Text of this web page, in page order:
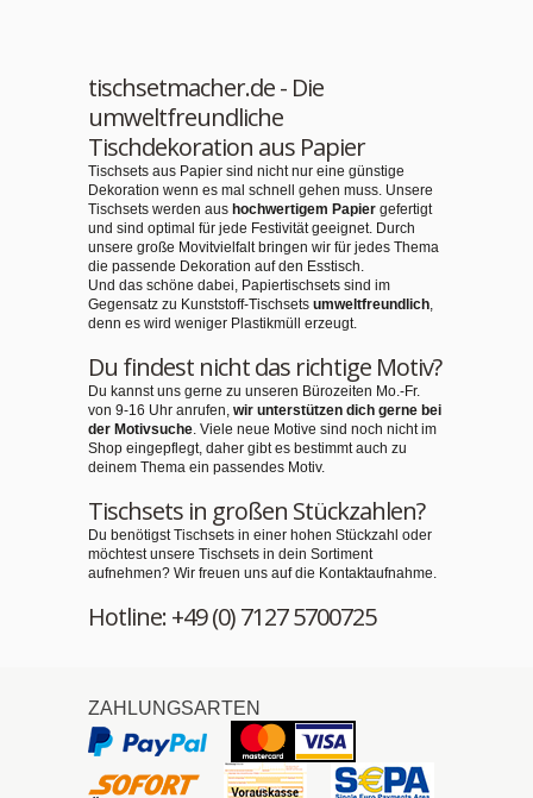
tischsetmacher.de - Die
umweltfreundliche
Tischdekoration aus Papier
Tischsets aus Papier sind nicht nur eine günstige
Dekoration wenn es mal schnell gehen muss. Unsere
Tischsets werden aus hochwertigem Papier gefertigt
und sind optimal für jede Festivität geeignet. Durch
unsere große Movitvielfalt bringen wir für jedes Thema
die passende Dekoration auf den Esstisch.
Und das schöne dabei, Papiertischsets sind im
Gegensatz zu Kunststoff-Tischsets umweltfreundlich,
denn es wird weniger Plastikmüll erzeugt.
Du findest nicht das richtige Motiv?
Du kannst uns gerne zu unseren Bürozeiten Mo.-Fr.
von 9-16 Uhr anrufen, wir unterstützen dich gerne bei
der Motivsuche. Viele neue Motive sind noch nicht im
Shop eingepflegt, daher gibt es bestimmt auch zu
deinem Thema ein passendes Motiv.
Tischsets in großen Stückzahlen?
Du benötigst Tischsets in einer hohen Stückzahl oder
möchtest unsere Tischsets in dein Sortiment
aufnehmen? Wir freuen uns auf die Kontaktaufnahme.
Hotline: +49 (0) 7127 5700725
ZAHLUNGSARTEN